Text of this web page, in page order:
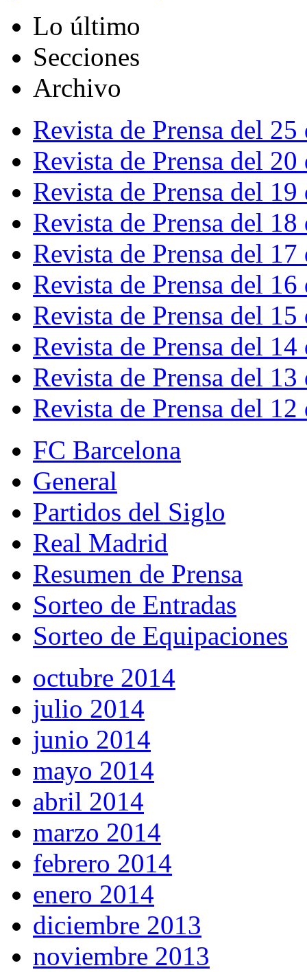
Lo último
Secciones
Archivo
Revista de Prensa del
Revista de Prensa del
Revista de Prensa del
Revista de Prensa del
Revista de Prensa del
Revista de Prensa del
Revista de Prensa del
Revista de Prensa del
Revista de Prensa del
Revista de Prensa del
FC Barcelona
General
Partidos del Siglo
Real Madrid
Resumen de Prensa
Sorteo de Entradas
Sorteo de Equipaciones
octubre 2014
julio 2014
junio 2014
mayo 2014
abril 2014
marzo 2014
febrero 2014
enero 2014
diciembre 2013
noviembre 2013